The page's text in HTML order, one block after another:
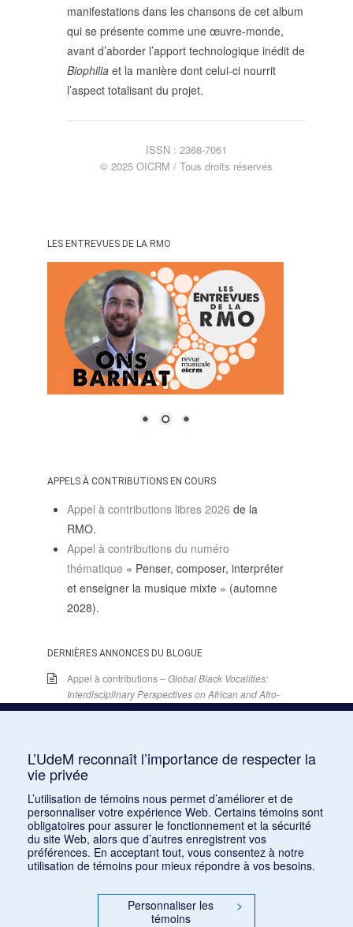
CRÉDITS & CGU
mailchimpfacebook
x instagram
googlelinkedinyoutube
manifestations dans les chansons de cet album
qui se présente comme une œuvre-monde,
avant d’aborder l’apport technologique inédit de
Biophilia et la manière dont celui-ci nourrit
l’aspect totalisant du projet.
ISSN : 2368-7061
© 2025 OICRM / Tous droits réservés
LES ENTREVUES DE LA RMO
APPELS À CONTRIBUTIONS EN COURS
Appel à contributions libres 2026 de la
RMO.
Appel à contributions du numéro
thématique « Penser, composer, interpréter
et enseigner la musique mixte » (automne
2028).
DERNIÈRES ANNONCES DU BLOGUE
Appel à contributions –Global Black Vocalities:
Interdisciplinary Perspectives on African and Afro-
descendant Expressive Cultures– 15 décembre
Appel de conférences – « Expressions sonores de
la violence et transformations technologiques
dans le cinéma européen, des années 1970 à la
transition numérique » – 30 septembre 2026
15 juin 2026
Appel de conférences – « Les rencontres de
musicologie médiévalle » – 30 juin 2026
L’UdeM reconnaît l’importance de respecter la
vie privée
L’utilisation de témoins nous permet d’améliorer et de
personnaliser votre expérience Web. Certains témoins sont
obligatoires pour assurer le fonctionnement et la sécurité
du site Web, alors que d’autres enregistrent vos
préférences. En acceptant tout, vous consentez à notre
utilisation de témoins pour mieux répondre à vos besoins.
Personnaliser les
témoins
>